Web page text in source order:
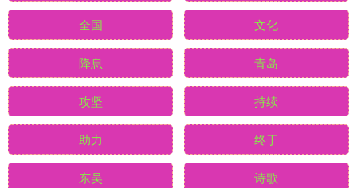
全国 文化
降息 青岛
攻坚 持续
助力 终于
东吴 诗歌